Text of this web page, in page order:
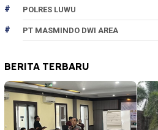
POLRES LUWU
PT MASMINDO DWI AREA
BERITA TERBARU